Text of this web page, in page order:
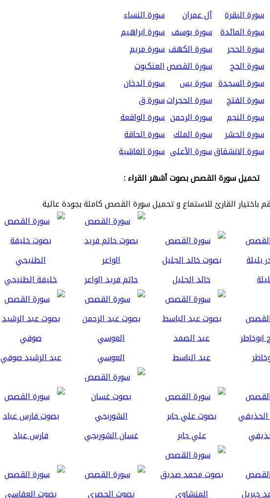
سورة البقرة
آل عمران
سورة النساء
سورة المائدة سورة يوسف سورة ابراهيم
سورة الحجر
سورة الكهف سورة مريم
سورة الحج
سورة القصصالعنكبوت
سورة السجدة سورة يس
سورة الدخان
سورة الفتح
سورة الحجراتسورة ق
سورة النجم
سورة الرحمن سورة الواقعة
سورة الحشر
سورة الملك سورة الحاقة
سورة الانشقاقسورة الأعلى سورة الغاشية
تحميل سورة القصص بصوت أشهر القراء :
باختيار القارئ للاستماع و تحميل سورة القصص كاملة بجودة عالية
خالد الجليل حاتم فريد الواعر خليفة الطنيجي
عبد الباسط العوسي عبد الرشيد صوفي
علي جابر غسان الشوربجي فارس عباد